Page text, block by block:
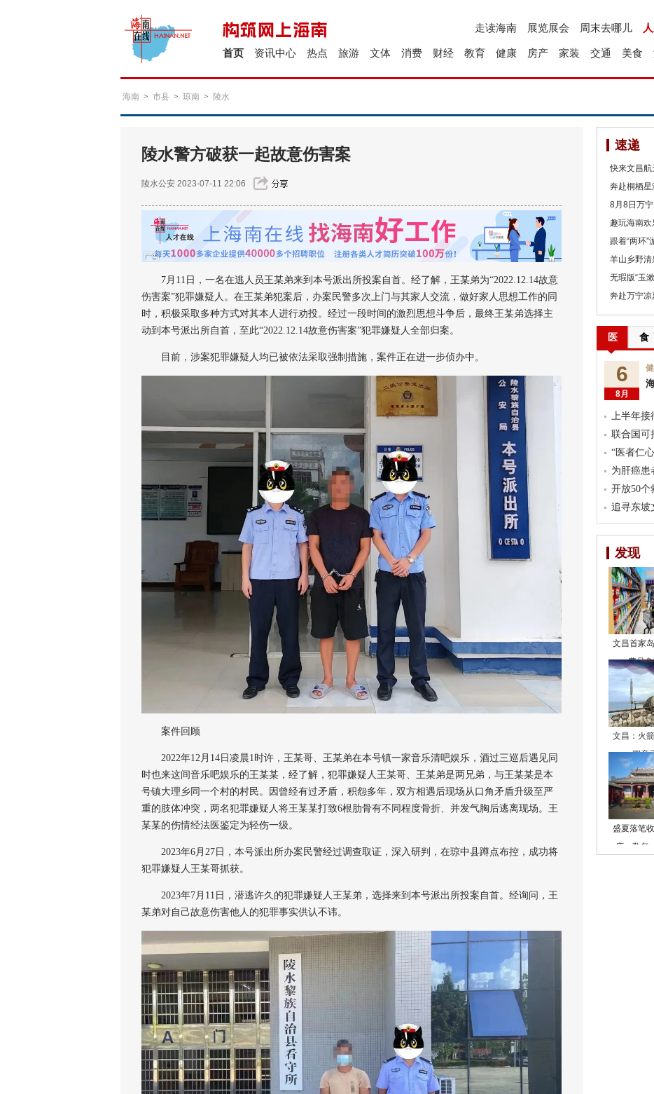
周末去哪儿
展览展会
走读海南
美食
交通
家装
房产
健康
教育
财经
消费
文体
旅游
热点
资讯中心
首页
海南 > 市县 > 琼南 > 陵水
陵水警方破获一起故意伤害案
陵水公安 2023-07-11 22:06
7月11日，一名在逃人员王某弟来到本号派出所投案自首。经了解，王某弟为“2022.12.14故意
伤害案”犯罪嫌疑人。在王某弟犯案后，办案民警多次上门与其家人交流，做好家人思想工作的同
时，积极采取多种方式对其本人进行劝投。经过一段时间的激烈思想斗争后，最终王某弟选择主
动到本号派出所自首，至此“2022.12.14故意伤害案”犯罪嫌疑人全部归案。
目前，涉案犯罪嫌疑人均已被依法采取强制措施，案件正在进一步侦办中。
案件回顾
2022年12月14日凌晨1时许，王某哥、王某弟在本号镇一家音乐清吧娱乐，酒过三巡后遇见同
时也来这间音乐吧娱乐的王某某，经了解，犯罪嫌疑人王某哥、王某弟是两兄弟，与王某某是本
号镇大理乡同一个村的村民。因曾经有过矛盾，积怨多年，双方相遇后现场从口角矛盾升级至严
重的肢体冲突，两名犯罪嫌疑人将王某某打致6根肋骨有不同程度骨折、并发气胸后逃离现场。王
某某的伤情经法医鉴定为轻伤一级。
2023年6月27日，本号派出所办案民警经过调查取证，深入研判，在琼中县蹲点布控，成功将
犯罪嫌疑人王某哥抓获。
2023年7月11日，潜逃许久的犯罪嫌疑人王某弟，选择来到本号派出所投案自首。经询问，王
某弟对自己故意伤害他人的犯罪事实供认不讳。
速递
快来文昌
奔赴桐栖
8月8日万
趣玩海南欢
跟着“两环
羊山乡野
无瑕版“玉
奔赴万宁
医 食
6
8月
上半年接
联合国可
“医者仁
为肝癌患
开放50个
追寻东
发现
文昌首家
费品
文昌：火
期亲
盛夏落笔
庙，敬每